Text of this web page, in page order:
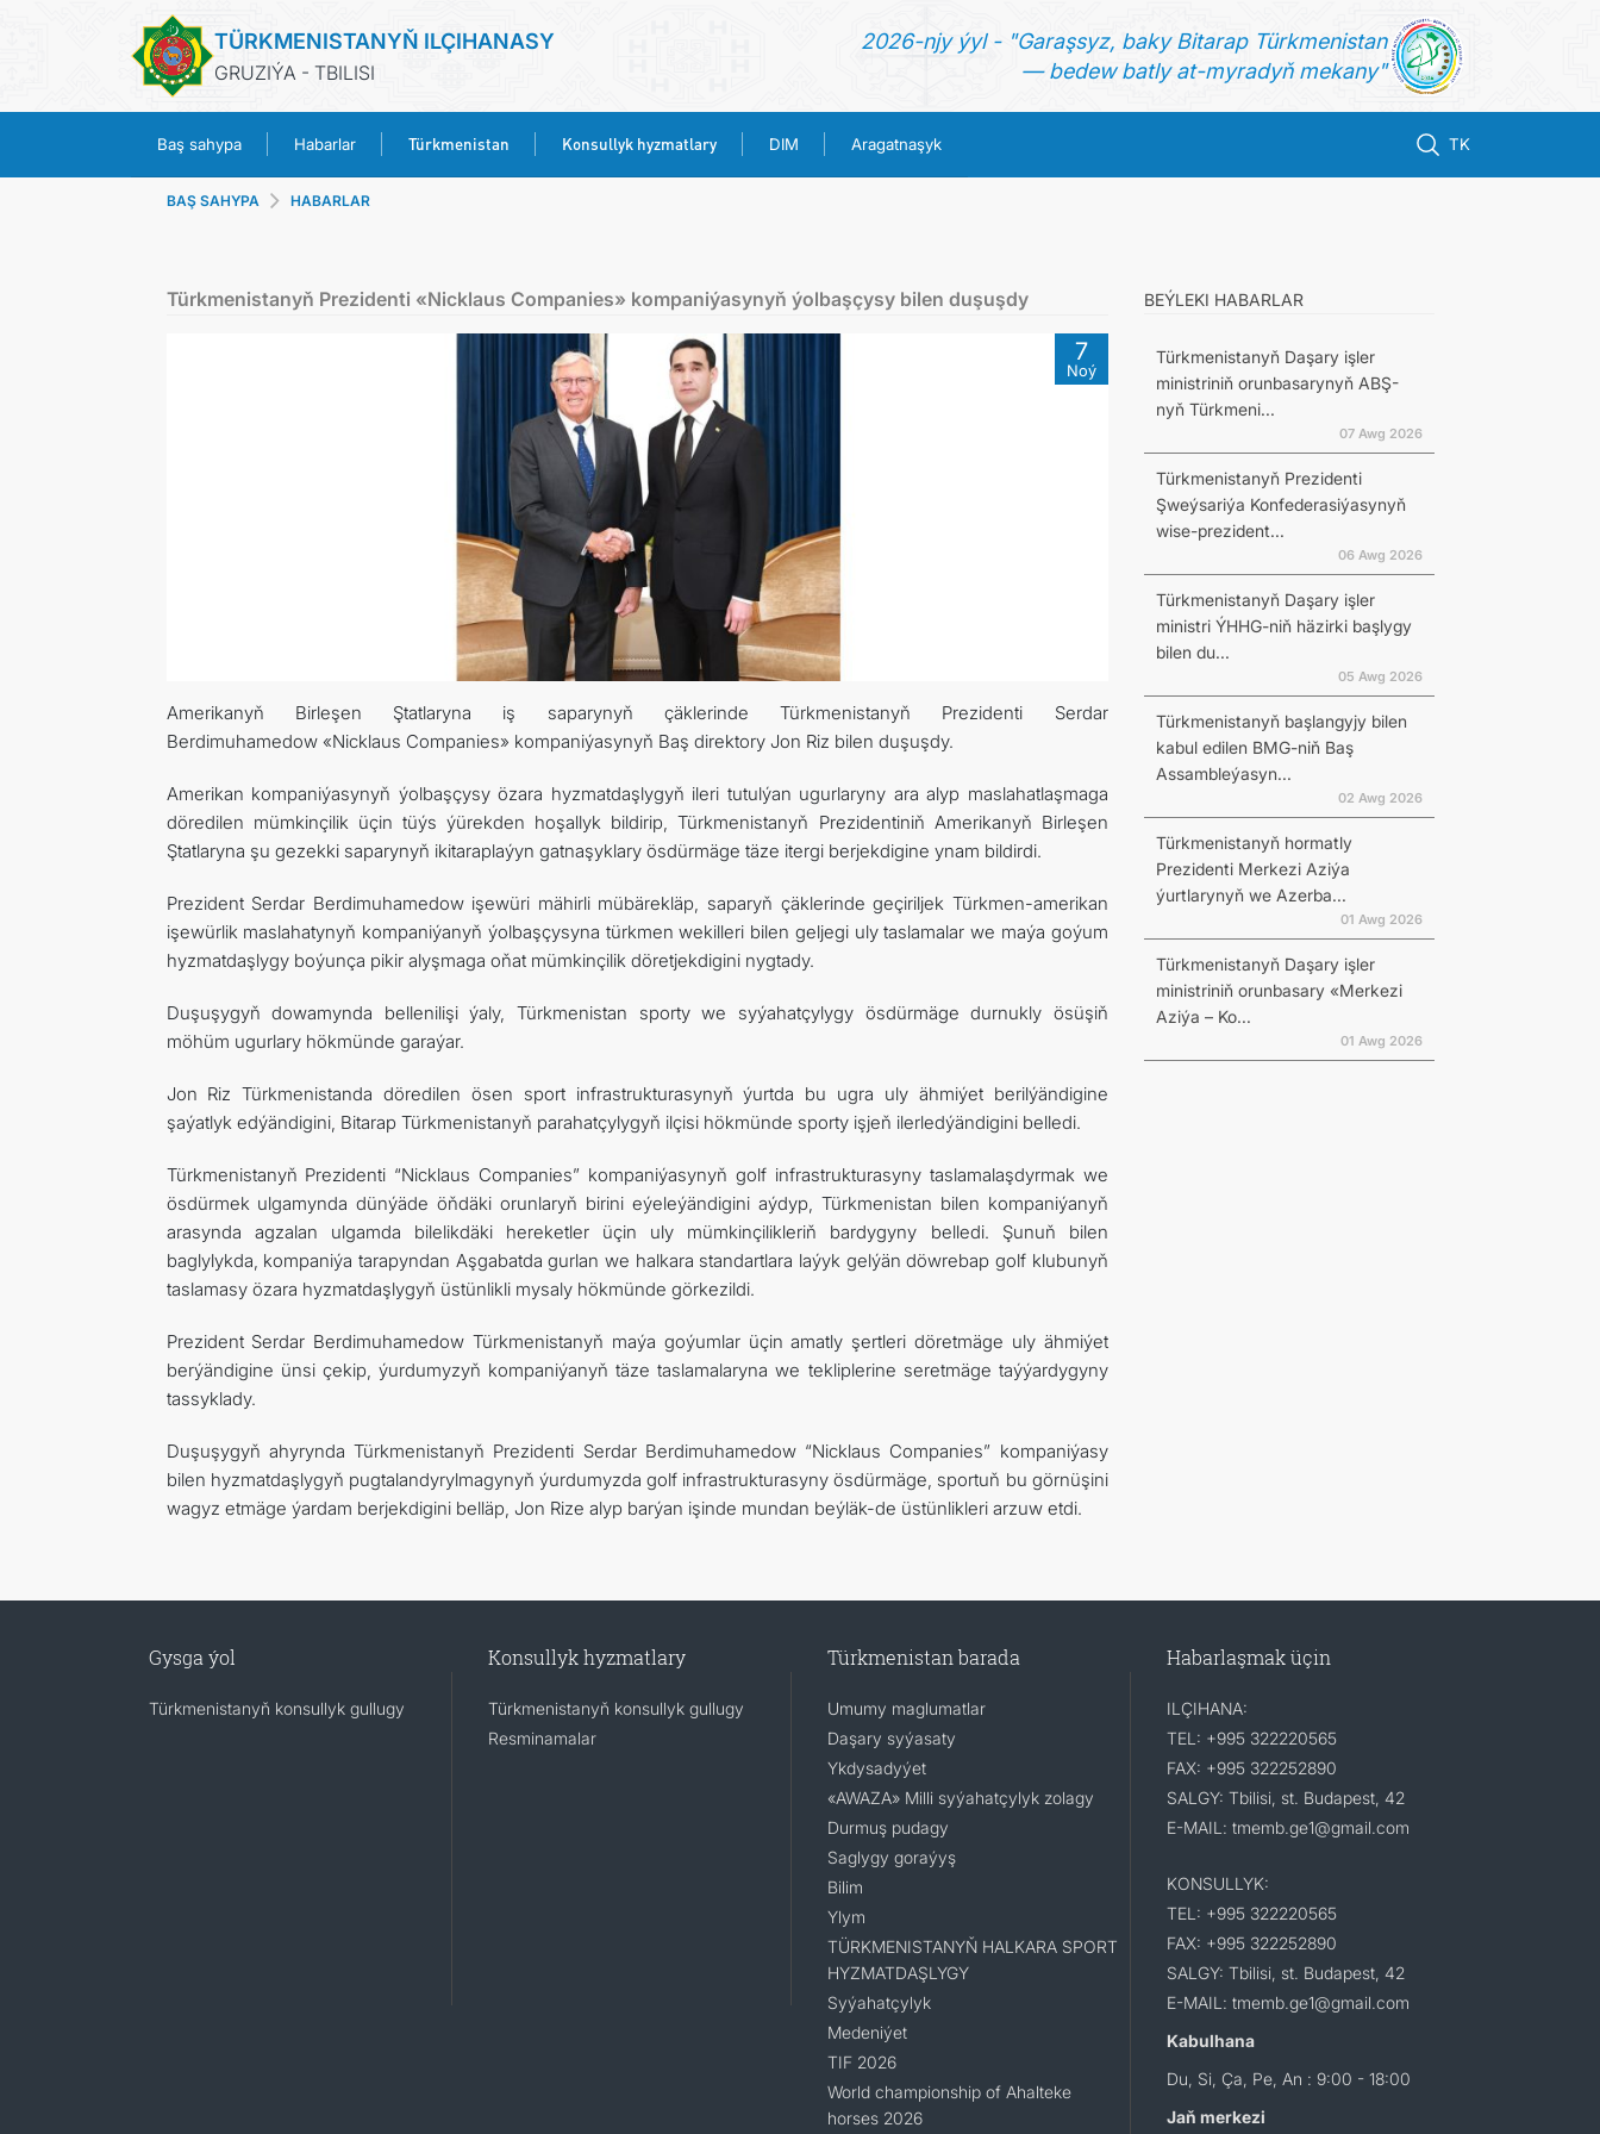
TÜRKMENISTANYŇ ILÇIHANASY
GRUZIÝA - TBILISI
2026-njy ýyl - "Garaşsyz, baky Bitarap Türkmenistan
— bedew batly at-myradyň mekany"
Baş sahypa Habarlar Türkmenistan Konsullyk hyzmatlary DIM Aragatnaşyk TK
TÜRKMENISTAN
KONSULLYK HYZMATLARY
ARAGATNAŞYK
BAŞ SAHYPA HABARLAR
Türkmenistanyň Prezidenti «Nicklaus Сompanies» kompaniýasynyň ýolbaşçysy bilen duşuşdy
7
Noý
Amerikanyň Birleşen Ştatlaryna iş saparynyň çäklerinde Türkmenistanyň Prezidenti Serdar
Berdimuhamedow «Nicklaus Сompanies» kompaniýasynyň Baş direktory Jon Riz bilen duşuşdy.
Amerikan kompaniýasynyň ýolbaşçysy özara hyzmatdaşlygyň ileri tutulýan ugurlaryny ara alyp maslahatlaşmaga
döredilen mümkinçilik üçin tüýs ýürekden hoşallyk bildirip, Türkmenistanyň Prezidentiniň Amerikanyň Birleşen
Ştatlaryna şu gezekki saparynyň ikitaraplaýyn gatnaşyklary ösdürmäge täze itergi berjekdigine ynam bildirdi.
Prezident Serdar Berdimuhamedow işewüri mähirli mübärekläp, saparyň çäklerinde geçiriljek Türkmen-amerikan
işewürlik maslahatynyň kompaniýanyň ýolbaşçysyna türkmen wekilleri bilen geljegi uly taslamalar we maýa goýum
hyzmatdaşlygy boýunça pikir alyşmaga oňat mümkinçilik döretjekdigini nygtady.
Duşuşygyň dowamynda bellenilişi ýaly, Türkmenistan sporty we syýahatçylygy ösdürmäge durnukly ösüşiň
möhüm ugurlary hökmünde garaýar.
Jon Riz Türkmenistanda döredilen ösen sport infrastrukturasynyň ýurtda bu ugra uly ähmiýet berilýändigine
şaýatlyk edýändigini, Bitarap Türkmenistanyň parahatçylygyň ilçisi hökmünde sporty işjeň ilerledýändigini belledi.
Türkmenistanyň Prezidenti “Nicklaus Сompanies” kompaniýasynyň golf infrastrukturasyny taslamalaşdyrmak we
ösdürmek ulgamynda dünýäde öňdäki orunlaryň birini eýeleýändigini aýdyp, Türkmenistan bilen kompaniýanyň
arasynda agzalan ulgamda bilelikdäki hereketler üçin uly mümkinçilikleriň bardygyny belledi. Şunuň bilen
baglylykda, kompaniýa tarapyndan Aşgabatda gurlan we halkara standartlara laýyk gelýän döwrebap golf klubunyň
taslamasy özara hyzmatdaşlygyň üstünlikli mysaly hökmünde görkezildi.
Prezident Serdar Berdimuhamedow Türkmenistanyň maýa goýumlar üçin amatly şertleri döretmäge uly ähmiýet
berýändigine ünsi çekip, ýurdumyzyň kompaniýanyň täze taslamalaryna we tekliplerine seretmäge taýýardygyny
tassyklady.
Duşuşygyň ahyrynda Türkmenistanyň Prezidenti Serdar Berdimuhamedow “Nicklaus Сompanies” kompaniýasy
bilen hyzmatdaşlygyň pugtalandyrylmagynyň ýurdumyzda golf infrastrukturasyny ösdürmäge, sportuň bu görnüşini
wagyz etmäge ýardam berjekdigini belläp, Jon Rize alyp barýan işinde mundan beýläk-de üstünlikleri arzuw etdi.
BEÝLEKI HABARLAR
Türkmenistanyň Daşary işler
ministriniň orunbasarynyň ABŞ-
nyň Türkmeni...
07 Awg 2026
Türkmenistanyň Prezidenti
Şweýsariýa Konfederasiýasynyň
wise-prezident...
06 Awg 2026
Türkmenistanyň Daşary işler
ministri ÝHHG-niň häzirki başlygy
bilen du...
05 Awg 2026
Türkmenistanyň başlangyjy bilen
kabul edilen BMG-niň Baş
Assambleýasyn...
02 Awg 2026
Türkmenistanyň hormatly
Prezidenti Merkezi Aziýa
ýurtlarynyň we Azerba...
01 Awg 2026
Türkmenistanyň Daşary işler
ministriniň orunbasary «Merkezi
Aziýa – Ko...
01 Awg 2026
Gysga ýol
Türkmenistanyň konsullyk gullugy
Konsullyk hyzmatlary
Türkmenistanyň konsullyk gullugy
Resminamalar
Türkmenistan barada
Umumy maglumatlar
Daşary syýasaty
Ykdysadyýet
«AWAZA» Milli syýahatçylyk zolagy
Durmuş pudagy
Saglygy goraýyş
Bilim
Ylym
TÜRKMENISTANYŇ HALKARA SPORT
HYZMATDAŞLYGY
Syýahatçylyk
Medeniýet
TIF 2026
World championship of Ahalteke
horses 2026
Habarlaşmak üçin
ILÇIHANA:
TEL: +995 322220565
FAX: +995 322252890
SALGY: Tbilisi, st. Budapest, 42
E-MAIL: tmemb.ge1@gmail.com
KONSULLYK:
TEL: +995 322220565
FAX: +995 322252890
SALGY: Tbilisi, st. Budapest, 42
E-MAIL: tmemb.ge1@gmail.com
Kabulhana
Du, Si, Ça, Pe, An : 9:00 - 18:00
Jaň merkezi